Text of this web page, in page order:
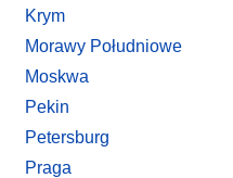
Krym
Morawy Południowe
Moskwa
Pekin
Petersburg
Praga